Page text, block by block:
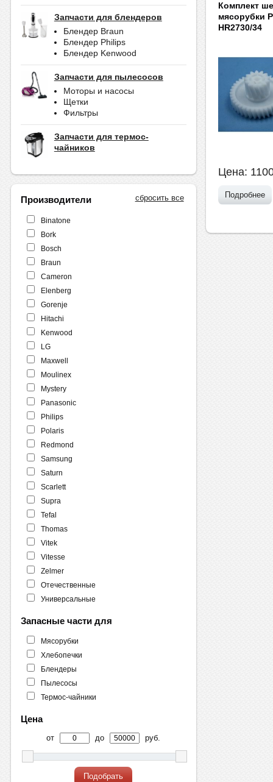
Запчасти для блендеров
Блендер Braun
Блендер Philips
Блендер Kenwood
Запчасти для пылесосов
Моторы и насосы
Щетки
Фильтры
Запчасти для термос-
чайников
сбросить все
Производители
Binatone
Bork
Bosch
Braun
Cameron
Elenberg
Gorenje
Hitachi
Kenwood
LG
Maxwell
Moulinex
Mystery
Panasonic
Philips
Polaris
Redmond
Samsung
Saturn
Scarlett
Supra
Tefal
Thomas
Vitek
Vitesse
Zelmer
Отечественные
Универсальные
Запасные части для
Мясорубки
Хлебопечки
Блендеры
Пылесосы
Термос-чайники
Цена
от до руб.
Подобрать
Комплект
мясорубки
HR2730/34
Цена:
Подробнее